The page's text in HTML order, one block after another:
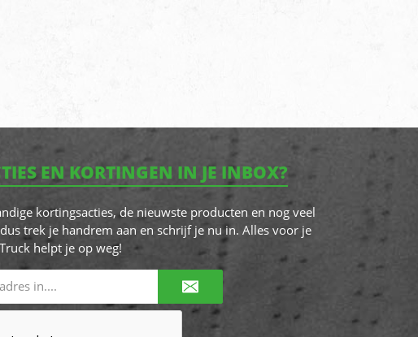
EN KORTINGEN IN JE INBOX?
kortingsacties, de nieuwste producten en nog veel
trek je handrem aan en schrijf je nu in. Alles voor je
Truck helpt je op weg!
mailadres*